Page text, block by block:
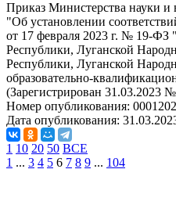
Приказ Министерства науки
"Об установлении
от 17 февраля 2023 г. № 19-ФЗ
Республики, Луганской
Республики, Луганской
образовательно-
(Зарегистрирован 31.03.2023
Номер опубликования:
Дата опубликования:
1 10 20 50 ВСЕ
1 ... 3 4 5 6 7 8 9 ... 104